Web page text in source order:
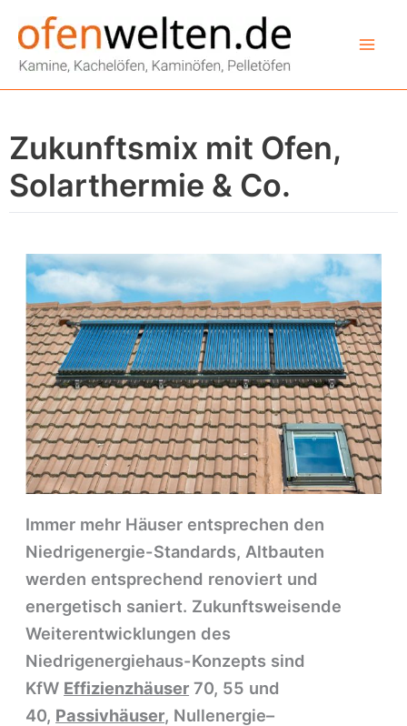
Inhalt
springen
Zukunftsmix mit Ofen,
Solarthermie & Co.
Immer mehr Häuser entsprechen den
Niedrigenergie-Standards, Altbauten
werden entsprechend renoviert und
energetisch saniert. Zukunftsweisende
Weiterentwicklungen des
Niedrigenergiehaus-Konzepts sind
KfW Effizienzhäuser 70, 55 und
40, Passivhäuser, Nullenergie–